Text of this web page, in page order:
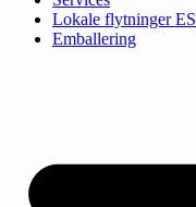
Lokale flytninger ES
Emballering